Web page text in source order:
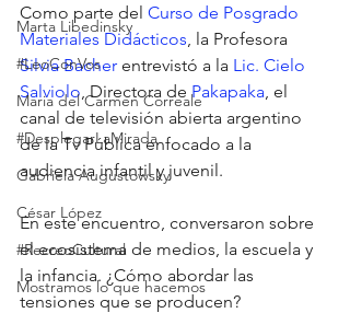
Marta Libedinsky
#LeoConVos
Maria del Carmen Correale
#DesplegarLaMirada
Gabriela Augustowsky
César López
#RecreoCultural
Mostramos lo que hacemos
Como parte del Curso de Posgrado
Materiales Didácticos , la Profesora
Silvia Bacher entrevistó a la Lic. Cielo
Salviolo , Directora de Pakapaka , el
canal de televisión abierta argentino
de la Tv Pública enfocado a la
audiencia infantil y juvenil.
En este encuentro, conversaron sobre
el ecosistema de medios, la escuela y
la infancia. ¿Cómo abordar las
tensiones que se producen?